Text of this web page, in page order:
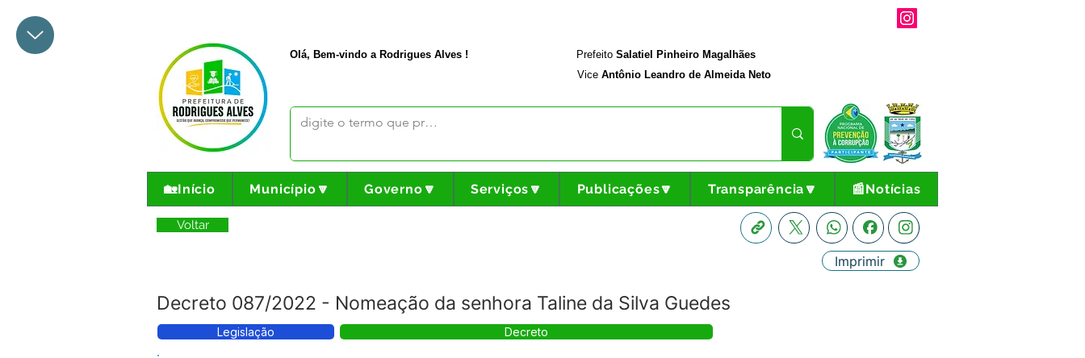
Olá, Bem-vindo a Rodrigues Alves ! Prefeito Salatiel Pinheiro Magalhães
Vice Antônio Leandro de Almeida Neto
🏡Início Município🔽 Governo🔽 Serviços🔽 Publicações🔽 Transparência🔽 📰Notícias
Voltar
Decreto 087/2022 - Nomeação da senhora Taline da Silva Guedes
Imprimir
Legislação Decreto